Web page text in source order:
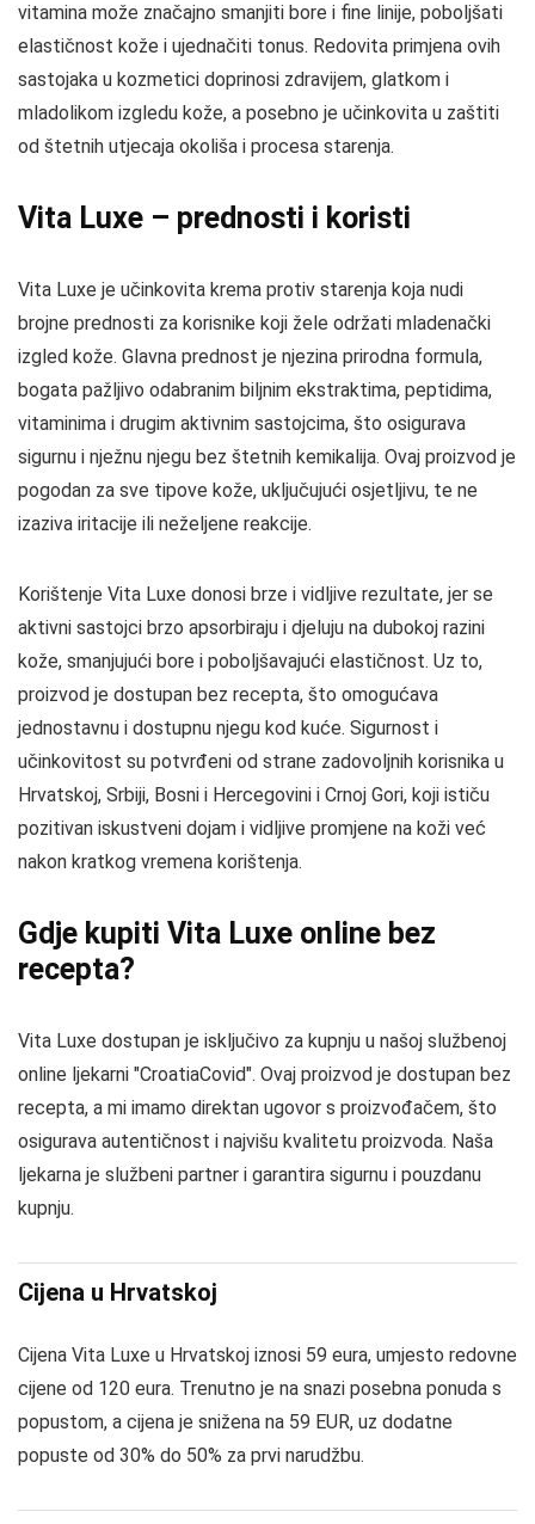
vitamina može značajno smanjiti bore i fine linije, poboljšati
elastičnost kože i ujednačiti tonus. Redovita primjena ovih
sastojaka u kozmetici doprinosi zdravijem, glatkom i
mladolikom izgledu kože, a posebno je učinkovita u zaštiti
od štetnih utjecaja okoliša i procesa starenja.
Vita Luxe – prednosti i koristi
Vita Luxe je učinkovita krema protiv starenja koja nudi
brojne prednosti za korisnike koji žele održati mladenački
izgled kože. Glavna prednost je njezina prirodna formula,
bogata pažljivo odabranim biljnim ekstraktima, peptidima,
vitaminima i drugim aktivnim sastojcima, što osigurava
sigurnu i nježnu njegu bez štetnih kemikalija. Ovaj proizvod je
pogodan za sve tipove kože, uključujući osjetljivu, te ne
izaziva iritacije ili neželjene reakcije.
Korištenje Vita Luxe donosi brze i vidljive rezultate, jer se
aktivni sastojci brzo apsorbiraju i djeluju na dubokoj razini
kože, smanjujući bore i poboljšavajući elastičnost. Uz to,
proizvod je dostupan bez recepta, što omogućava
jednostavnu i dostupnu njegu kod kuće. Sigurnost i
učinkovitost su potvrđeni od strane zadovoljnih korisnika u
Hrvatskoj, Srbiji, Bosni i Hercegovini i Crnoj Gori, koji ističu
pozitivan iskustveni dojam i vidljive promjene na koži već
nakon kratkog vremena korištenja.
Gdje kupiti Vita Luxe online bez
recepta?
Vita Luxe dostupan je isključivo za kupnju u našoj službenoj
online ljekarni "CroatiaCovid". Ovaj proizvod je dostupan bez
recepta, a mi imamo direktan ugovor s proizvođačem, što
osigurava autentičnost i najvišu kvalitetu proizvoda. Naša
ljekarna je službeni partner i garantira sigurnu i pouzdanu
kupnju.
Cijena u Hrvatskoj
Cijena Vita Luxe u Hrvatskoj iznosi 59 eura, umjesto redovne
cijene od 120 eura. Trenutno je na snazi posebna ponuda s
popustom, a cijena je snižena na 59 EUR, uz dodatne
popuste od 30% do 50% za prvi narudžbu.